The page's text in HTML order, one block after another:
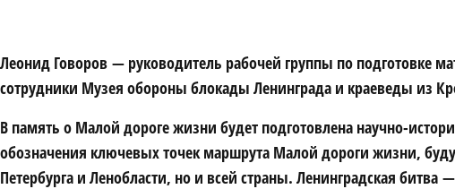
Леонид Говоров — руководитель рабочей группы по подготовке
сотрудники Музея обороны блокады Ленинграда и краеведы из
В память о Малой дороге жизни будет подготовлена научно-
обозначения ключевых точек маршрута Малой дороги жизни,
Петербурга и Ленобласти, но и всей страны. Ленинградская